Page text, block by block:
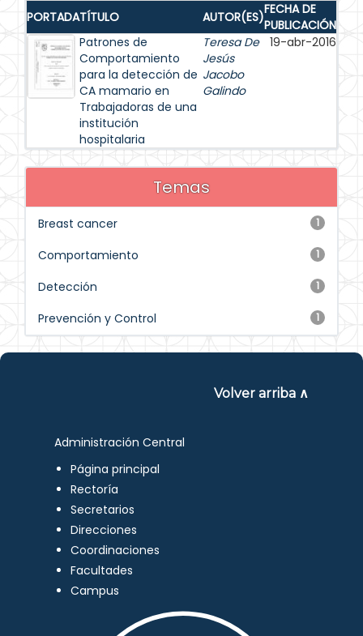
PORTADATÍTULO AUTOR(ES)FECHA DE
PUBLICACIÓN
Patrones de
Comportamiento
para la detección de
CA mamario en
Trabajadoras de una
institución
hospitalaria
Teresa De
Jesús
Jacobo
Galindo
19-abr-2016
Temas
1
Breast cancer
1
Comportamiento
1
Detección
1
Prevención y Control
Volver arriba ∧
Administración Central
Página principal
Rectoría
Secretarios
Direcciones
Coordinaciones
Facultades
Campus